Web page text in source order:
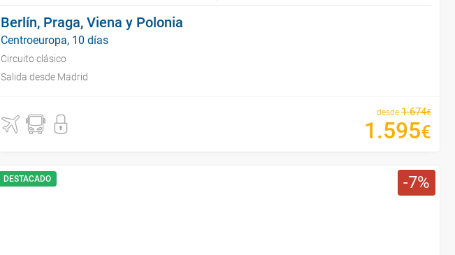
Berlín, Praga, Viena y Polonia
Centroeuropa, 10 días
Circuito clásico
Salida desde Madrid
desde 1.674€
1 .595€
7
DESTACADO